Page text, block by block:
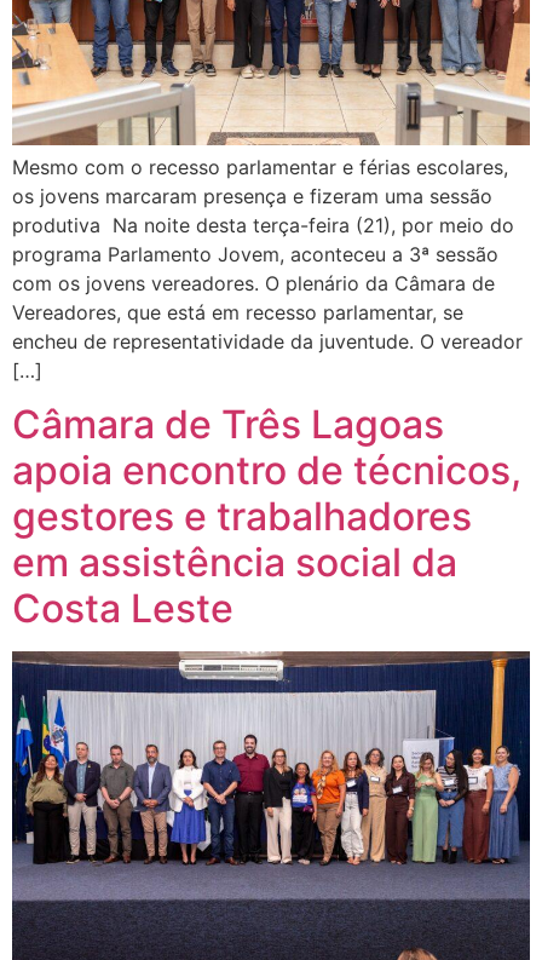
Mesmo com o recesso parlamentar e férias escolares,
os jovens marcaram presença e fizeram uma sessão
produtiva Na noite desta terça-feira (21), por meio do
programa Parlamento Jovem, aconteceu a 3ª sessão
com os jovens vereadores. O plenário da Câmara de
Vereadores, que está em recesso parlamentar, se
encheu de representatividade da juventude. O vereador
[…]
Câmara de Três Lagoas
apoia encontro de técnicos,
gestores e trabalhadores
em assistência social da
Costa Leste